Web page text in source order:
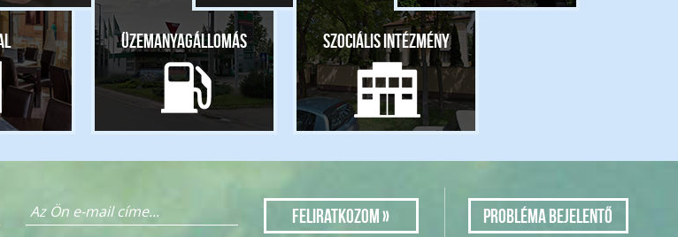
Üzemanyagállomás Szociális intézmény
Probléma bejelentő